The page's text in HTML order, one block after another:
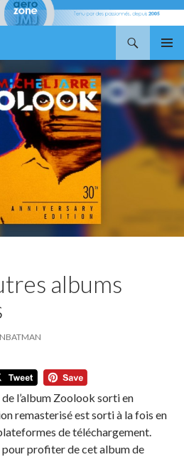
MENU
albums
l’album Zoolook sorti en
remasterisé est sorti à la fois en
de téléchargement.
pour profiter de cet album de